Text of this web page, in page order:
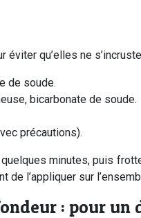
qu’elles ne
de soude.
bicarbonate de soude.
précautions).
minutes, puis
l’appliquer sur
: pour un